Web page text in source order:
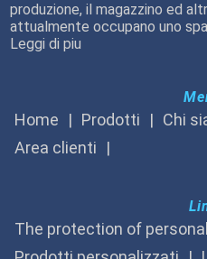
produzione, il magazzino ed
attualmente occupano uno
Leggi di piu
Home Prodotti Chi
Area clienti
The protection of